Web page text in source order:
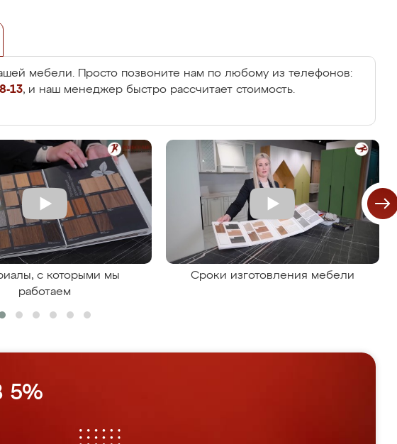
мебели. Просто позвоните нам по любому из телефонов:
13, и наш менеджер быстро рассчитает стоимость.
с которыми мы
работаем
Сроки изготовления мебели